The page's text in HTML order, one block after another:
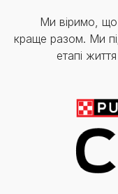
Ми віримо,
краще разом. Ми
етапі